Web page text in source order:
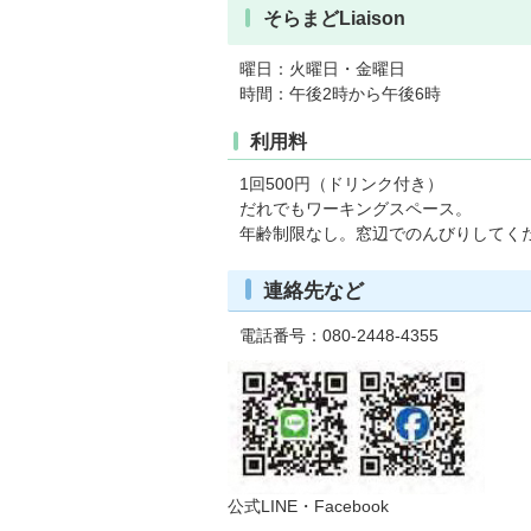
そらまどLiaison
曜日：火曜日・金曜日
時間：午後2時から午後6時
利用料
1回500円（ドリンク付き）
だれでもワーキングスペース。
年齢制限なし。窓辺でのんびりしてく
連絡先など
電話番号：080-2448-4355
公式LINE ・ Facebook